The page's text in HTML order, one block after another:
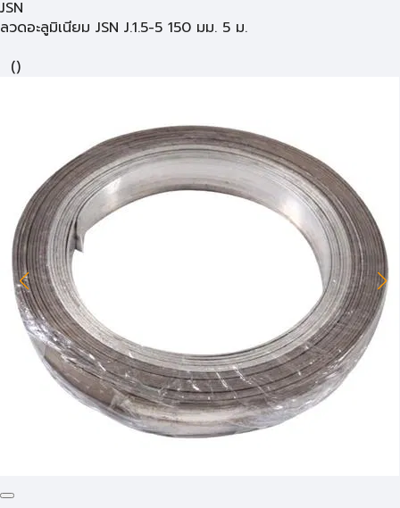
JSN
ลวดอะลูมิเนียม JSN J.1.5-5 150 มม. 5 ม.
()